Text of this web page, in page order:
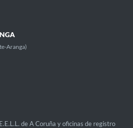
Aranga)
de A Coruña y oficinas de registro